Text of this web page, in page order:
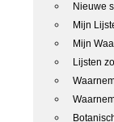
Nieuwe
Mijn
Mijn
Lijsten